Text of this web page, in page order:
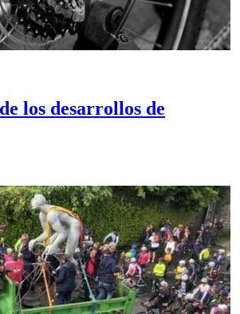
los desarrollos de